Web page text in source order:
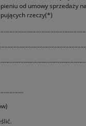
od umowy sprzedaży
rzeczy(*)